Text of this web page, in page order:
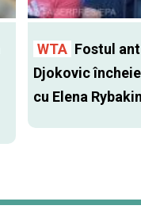
WTA Fostul
Djokovic
cu Elena